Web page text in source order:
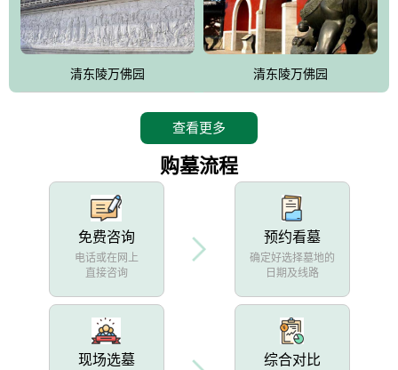
托、相互促进，园区绿化覆盖率达90%。
设计建造各种墓地墓位3万个；主体建筑金宝塔，墓位容量8万个，
能适应不同消费阶层的需求，为客户提供墓碑设计制作服务、特色
清东陵万佛园 清东陵万佛园
查看更多
购墓流程
免费咨询
电话或在网上
直接咨询
预约看墓
确定好选择墓地的
日期及线路
现场选墓 综合对比